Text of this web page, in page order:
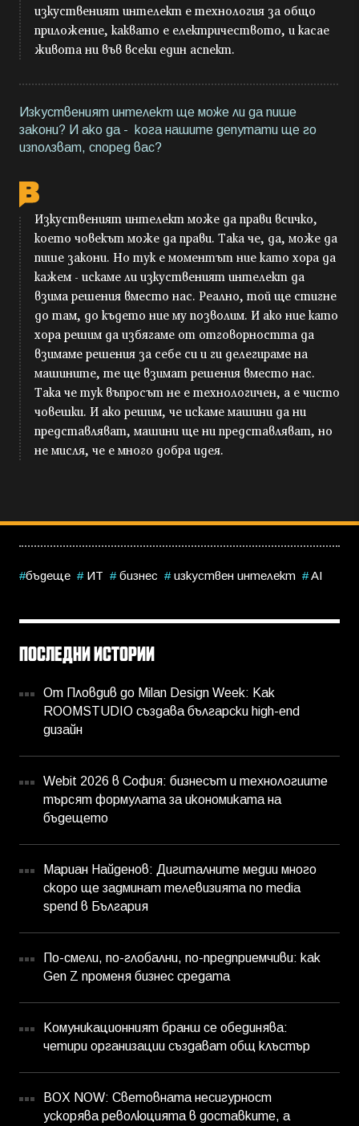
изкуственият интелект е технология за общо
приложение, каквато е електричеството, и касае
живота ни във всеки един аспект.
Изкуственият интелект ще може ли да пише
закони? И ако да - кога нашите депутати ще го
използват, според вас?
Изкуственият интелект може да прави всичко,
което човекът може да прави. Така че, да, може да
пише закони. Но тук е моментът ние като хора да
кажем - искаме ли изкуственият интелект да
взима решения вместо нас. Реално, той ще стигне
до там, до където ние му позволим. И ако ние като
хора решим да избягаме от отговорността да
взимаме решения за себе си и ги делегираме на
машините, те ще взимат решения вместо нас.
Така че тук въпросът не е технологичен, а е чисто
човешки. И ако решим, че искаме машини да ни
представляват, машини ще ни представляват, но
не мисля, че е много добра идея.
бъдеще ИТ бизнес изкуствен интелект AI
ПОСЛЕДНИ ИСТОРИИ
От Пловдив до Milan Design Week: Как
ROOMSTUDIO създава български high-end
дизайн
Webit 2026 в София: бизнесът и технологиите
търсят формулата за икономиката на
бъдещето
Мариан Найденов: Дигиталните медии много
скоро ще задминат телевизията по media
spend в България
По-смели, по-глобални, по-предприемчиви: как
Gen Z променя бизнес средата
Комуникационният бранш се обединява:
четири организации създават общ клъстър
BOX NOW: Световната несигурност
ускорява революцията в доставките, а